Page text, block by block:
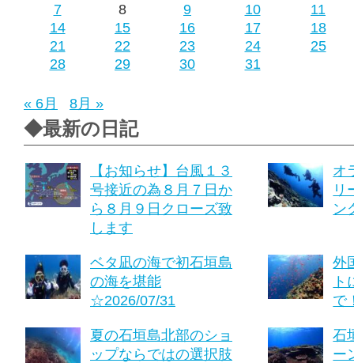
7
8 9 10
11
14
15 16 17
18
21
22 23 24
25
28
29 30 31
« 6月 8月 »
◆最新の日記
【お知らせ】台風１３
号接近の為８月７日か
ら８月９日クローズ致
します
オ
リ
ン
ベタ凪の海で初石垣島
の海を堪能
☆2026/07/31
外
ト
で
夏の石垣島北部のショ
ップならではの選択肢
石
ー